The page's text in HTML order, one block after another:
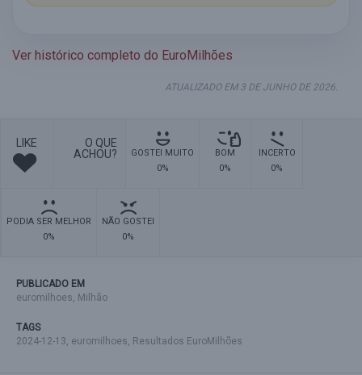
Ver histórico completo do EuroMilhões
ATUALIZADO EM 3 DE JUNHO DE 2026.
LIKE
O QUE
ACHOU?
GOSTEI MUITO
0%
BOM
0%
INCERTO
0%
PODIA SER MELHOR
0%
NÃO GOSTEI
0%
PUBLICADO EM
euromilhoes, Milhão
TAGS
2024-12-13, euromilhoes, Resultados EuroMilhões